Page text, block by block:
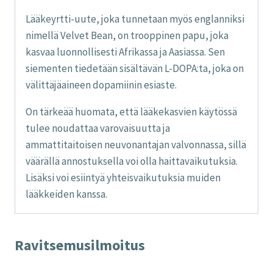
Lääkeyrtti-uute, joka tunnetaan myös englanniksi
nimellä Velvet Bean, on trooppinen papu, joka
kasvaa luonnollisesti Afrikassa ja Aasiassa. Sen
siementen tiedetään sisältävän L-DOPA:ta, joka on
välittäjäaineen dopamiinin esiaste.
On tärkeää huomata, että lääkekasvien käytössä
tulee noudattaa varovaisuutta ja
ammattitaitoisen neuvonantajan valvonnassa, sillä
väärällä annostuksella voi olla haittavaikutuksia.
Lisäksi voi esiintyä yhteisvaikutuksia muiden
lääkkeiden kanssa.
Ravitsemusilmoitus